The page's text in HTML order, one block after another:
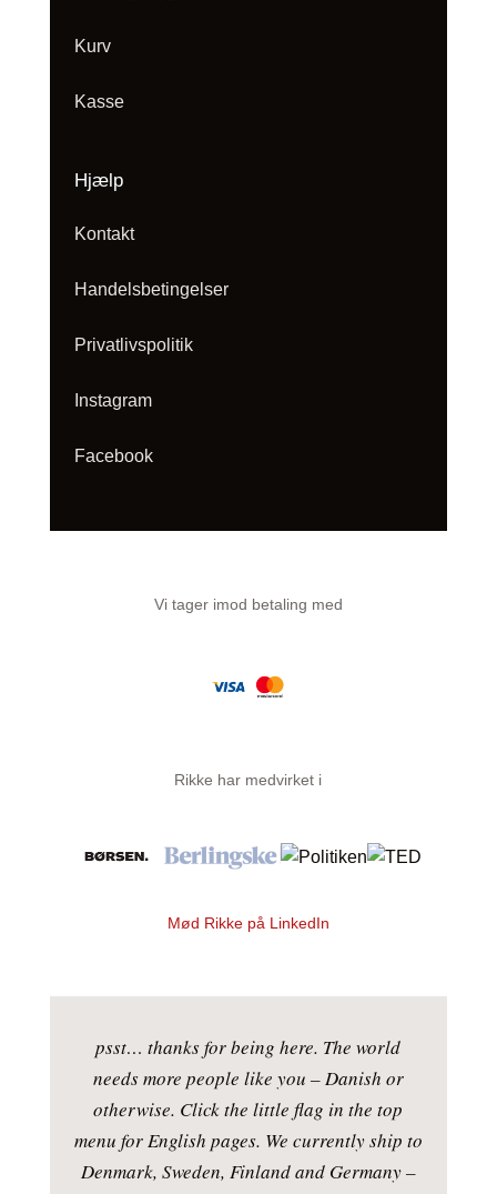
Kurv
Kasse
Hjælp
Kontakt
Handelsbetingelser
Privatlivspolitik
Instagram
Facebook
Vi tager imod betaling med
Rikke har medvirket i
Mød Rikke på LinkedIn
psst… thanks for being here. The world
needs more people like you – Danish or
otherwise. Click the little flag in the top
menu for English pages. We currently ship to
Denmark, Sweden, Finland and Germany –